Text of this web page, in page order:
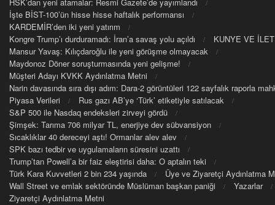
İşte BİST-100’ün hisse hisse haftalık performansı
KARDEMİR’den iki yeni yatırım
Kongre Trump’ı durduramadı: İran’a savaş yolu açıldı
KUNYE VE
Mansur Yavaş: Kılıçdaroğlu ile yeni görüşme olmayacak
Maydonoz Döner soruşturmasında yeni gelişme!
Müşteri Adayı KVKK Aydınlatma Metni
Narin davasında sıra dışı adım: Dara-2 görüntüleri 122 sayfalık raporla
Piyasa Verileri
Rus gazı AB’ye ‘Türk’ etiketiyle satılacak
S&P 500 ile Nasdaq endeksleri zirveyi gördü
Şimşek: Tarıma 706 milyar TL, enerjiye dev sübvansiyon
Sıcaklıklar 40 dereceyi aştı! Ormanlar alev alev
SPK bazı tedbir ve uygulamaların süresini uzattı
Trump’tan Powell’a bir faiz eleştirisi daha: O aptalın teki
Türk Kara Kuvvetleri 2 bin 234 yaşında
Üye ve Ziyaretçi Aydınlatma
Wall Street ve emlak sektöründe Müslüman başkan paniği
Yazarlar
Ziyaretçi Aydınlatma Metni